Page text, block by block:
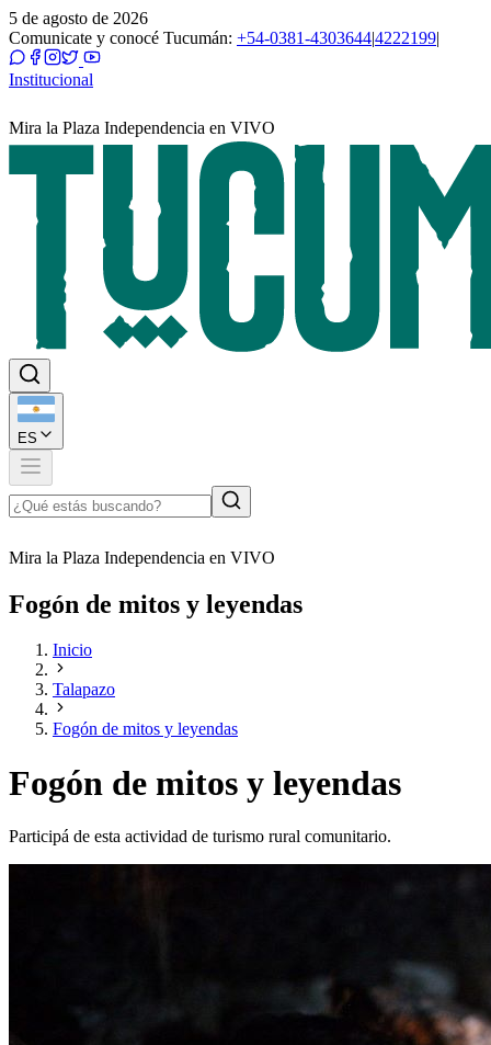
5 de agosto de 2026
Comunicate y conocé Tucumán: +54-0381-4303644|4222199|
Institucional
Mira la Plaza Independencia en VIVO
ES
Mira la Plaza Independencia en VIVO
Fogón de mitos y leyendas
Inicio
Talapazo
Fogón de mitos y leyendas
Fogón de mitos y leyendas
Participá de esta actividad de turismo rural comunitario.